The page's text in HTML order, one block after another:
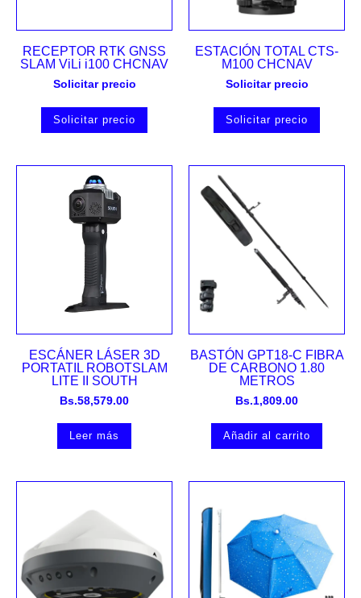
RECEPTOR RTK GNSS
SLAM ViLi i100 CHCNAV
Solicitar precio
Solicitar precio
ESTACIÓN TOTAL CTS-
M100 CHCNAV
Solicitar precio
Solicitar precio
ESCÁNER LÁSER 3D
PORTATIL ROBOTSLAM
LITE II SOUTH
Bs.58,579.00
Leer más
BASTÓN GPT18-C FIBRA
DE CARBONO 1.80
METROS
Bs.1,809.00
Añadir al carrito